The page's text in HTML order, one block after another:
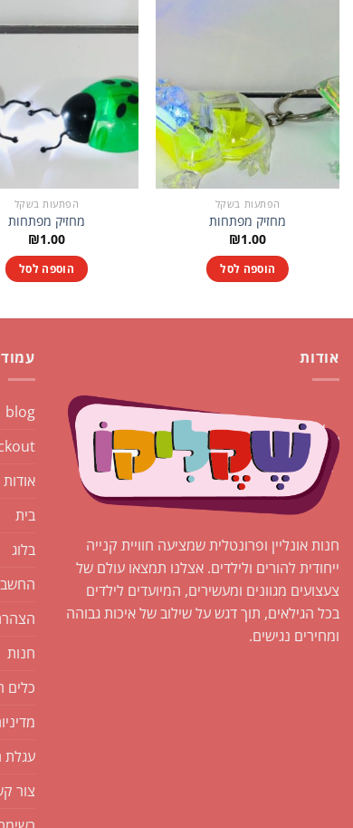
הפתעות בשקל
מחזיק מפתחות
₪1.00
הוספה לסל
הפתעות בשקל
מחזיק מפתחות
₪1.00
הוספה לסל
אודות
חנות אונליין ופרונטלית שמציעה חוויית קנייה
ייחודית להורים ולילדים. אצלנו תמצאו עולם של
צעצועים מגוונים ומעשירים, המיועדים לילדים
בכל הגילאים, תוך דגש על שילוב של איכות גבוהה
ומחירים נגישים.
blog
אודות
בית
בלוג
חנות
כלים
עגלת
צור